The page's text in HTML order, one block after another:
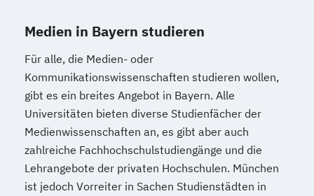
Medien in Bayern studieren
Für alle, die Medien- oder
Kommunikationswissenschaften studieren wollen,
gibt es ein breites Angebot in Bayern. Alle
Universitäten bieten diverse Studienfächer der
Medienwissenschaften an, es gibt aber auch
zahlreiche Fachhochschulstudiengänge und die
Lehrangebote der privaten Hochschulen. München
ist jedoch Vorreiter in Sachen Studienstädten in